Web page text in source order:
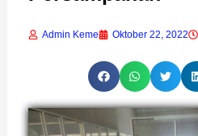
Admin Keme Oktober 22, 2022